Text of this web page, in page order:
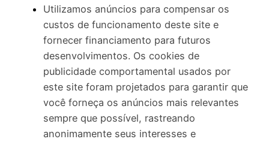
Utilizamos anúncios para compensar os
custos de funcionamento deste site e
fornecer financiamento para futuros
desenvolvimentos. Os cookies de
publicidade comportamental usados ​​por
este site foram projetados para garantir que
você forneça os anúncios mais relevantes
sempre que possível, rastreando
anonimamente seus interesses e